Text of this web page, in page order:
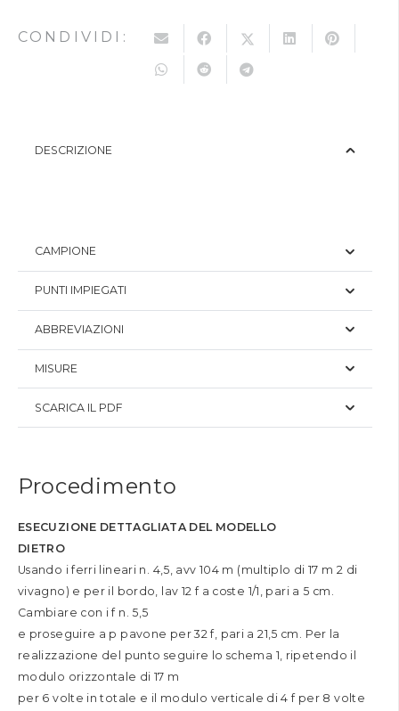
CONDIVIDI:
DESCRIZIONE
CAMPIONE
PUNTI IMPIEGATI
ABBREVIAZIONI
MISURE
SCARICA IL PDF
Procedimento
ESECUZIONE DETTAGLIATA DEL MODELLO
DIETRO
Usando i ferri lineari n. 4,5, avv 104 m (multiplo di 17 m 2 di
vivagno) e per il bordo, lav 12 f a coste 1/1, pari a 5 cm.
Cambiare con i f n. 5,5
e proseguire a p pavone per 32 f, pari a 21,5 cm. Per la
realizzazione del punto seguire lo schema 1, ripetendo il
modulo orizzontale di 17 m
per 6 volte in totale e il modulo verticale di 4 f per 8 volte